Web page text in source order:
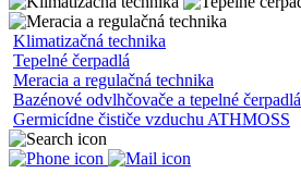
Klimatizačná technika
Tepelné čerpadlá
Meracia a regulačná technika
Bazénové odvlhčovače a tepelné čerpadlá
Germicídne čističe vzduchu ATHMOSS